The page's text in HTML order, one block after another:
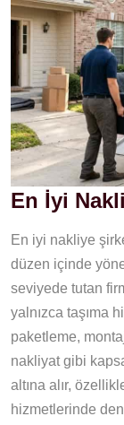
En İyi
En iyi nakliye
düzen içinde
seviyede tutan
yalnızca taşıma
paketleme,
nakliyat gibi
altına alır,
hizmetlerinde